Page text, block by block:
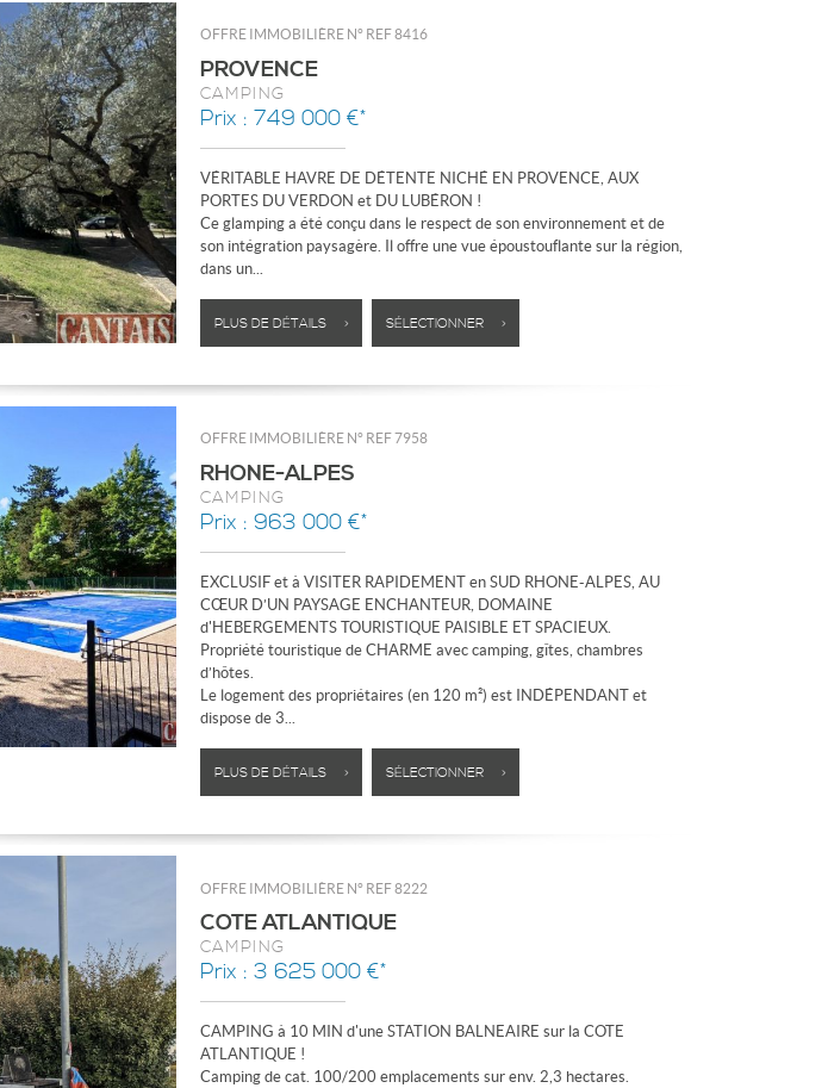
OFFRE IMMOBILIÈRE N° REF 8416
PROVENCE
CAMPING
Prix : 749 000 €*
VÉRITABLE HAVRE DE DÉTENTE NICHÉ EN PROVENCE, AUX
PORTES DU VERDON et DU LUBÉRON !
Ce glamping a été conçu dans le respect de son environnement et de
son intégration paysagère. Il offre une vue époustouflante sur la région,
dans un...
PLUS DE DÉTAILS > SÉLECTIONNER >
OFFRE IMMOBILIÈRE N° REF 7958
RHONE-ALPES
CAMPING
Prix : 963 000 €*
EXCLUSIF et à VISITER RAPIDEMENT en SUD RHONE-ALPES, AU
CŒUR D’UN PAYSAGE ENCHANTEUR, DOMAINE
d'HEBERGEMENTS TOURISTIQUE PAISIBLE ET SPACIEUX.
Propriété touristique de CHARME avec camping, gîtes, chambres
d’hôtes.
Le logement des propriétaires (en 120 m²) est INDÉPENDANT et
dispose de 3...
PLUS DE DÉTAILS > SÉLECTIONNER >
OFFRE IMMOBILIÈRE N° REF 8222
COTE ATLANTIQUE
CAMPING
Prix : 3 625 000 €*
CAMPING à 10 MIN d'une STATION BALNEAIRE sur la COTE
ATLANTIQUE !
Camping de cat. 100/200 emplacements sur env. 2,3 hectares.